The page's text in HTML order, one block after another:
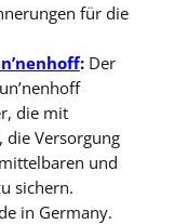
für die
:Der
die mit
die Versorgung
und
sichern.
in Germany.